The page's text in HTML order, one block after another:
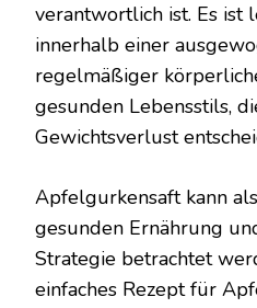
verantwortlich ist. Es ist
innerhalb einer
regelmäßiger
gesunden Lebensstils,
Gewichtsverlust
Apfelgurkensaft kann
gesunden Ernährung
Strategie betrachtet
einfaches Rezept für